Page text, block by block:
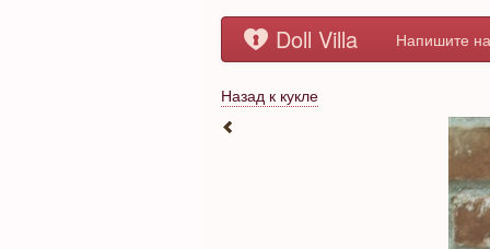
Doll Villa Напишите
Назад к кукле